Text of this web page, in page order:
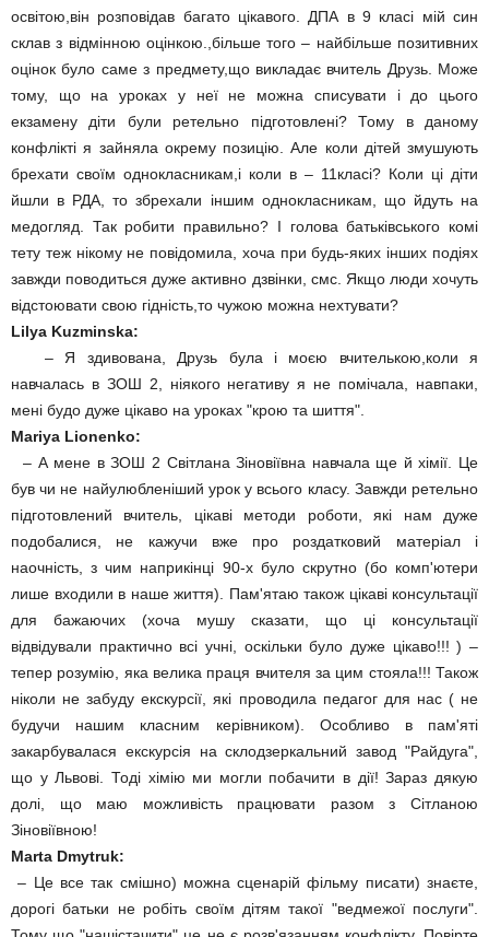
освітою,він розповідав багато цікавого. ДПА в 9 класі мій син
склав з відмінною оцінкою.,більше того – найбільше позитивних
оцінок було саме з предмету,що викладає вчитель Друзь. Може
тому, що на уроках у неї не можна списувати і до цього
екзамену діти були ретельно підготовлені? Тому в даному
конфлікті я зайняла окрему позицію. Але коли дітей змушують
брехати своїм однокласникам,і коли в – 11класі? Коли ці діти
йшли в РДА, то збрехали іншим однокласникам, що йдуть на
медогляд. Так робити правильно? І голова батьківського комі
тету теж нікому не повідомила, хоча при будь-яких інших подіях
завжди поводиться дуже активно дзвінки, смс. Якщо люди хочуть
відстоювати свою гідність,то чужою можна нехтувати?
Lilya Kuzminska:
– Я здивована, Друзь була і моєю вчителькою,коли я
навчалась в ЗОШ 2, ніякого негативу я не помічала, навпаки,
мені будо дуже цікаво на уроках "крою та шиття".
Mariya Lionenko:
– А мене в ЗОШ 2 Світлана Зіновіївна навчала ще й хімії. Це
був чи не найулюбленіший урок у всього класу. Завжди ретельно
підготовлений вчитель, цікаві методи роботи, які нам дуже
подобалися, не кажучи вже про роздатковий матеріал і
наочність, з чим наприкінці 90-х було скрутно (бо комп'ютери
лише входили в наше життя). Пам'ятаю також цікаві консультації
для бажаючих (хоча мушу сказати, що ці консультації
відвідували практично всі учні, оскільки було дуже цікаво!!! ) –
тепер розумію, яка велика праця вчителя за цим стояла!!! Також
ніколи не забуду екскурсії, які проводила педагог для нас ( не
будучи нашим класним керівником). Особливо в пам'яті
закарбувалася екскурсія на склодзеркальний завод "Райдуга",
що у Львові. Тоді хімію ми могли побачити в дії! Зараз дякую
долі, що маю можливість працювати разом з Сітланою
Зіновіївною!
Marta Dmytruk:
– Це все так смішно) можна сценарій фільму писати) знаєте,
дорогі батьки не робіть своїм дітям такої "ведмежої послуги".